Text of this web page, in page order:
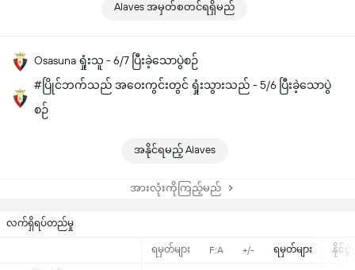
Alaves အမှတ်စတင်ရရှိမည်
Osasuna ရှုံးသူ - 6/7 ပြီးခဲ့သောပွဲစဉ်
#ပြိုင်ဘက်သည် အဝေးကွင်းတွင် ရှုံးသွားသည် - 5/6 ပြီးခဲ့သောပွဲ
စဉ်
အနိုင်ရမည့် Alaves
အားလုံးကိုကြည့်မည်
လက်ရှိရပ်တည်မှု
ရမှတ်များ F:A +/- ရမှတ်များ နိုင်ပွဲမ